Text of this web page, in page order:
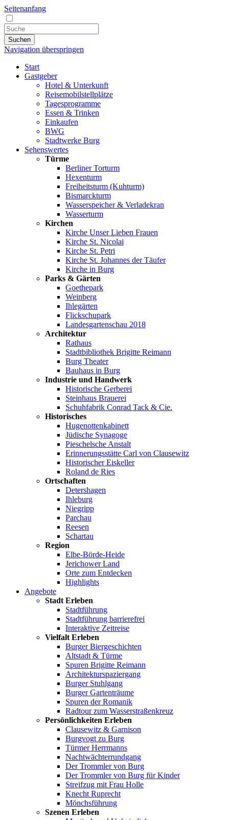
Seitenanfang
Suchen
Navigation überspringen
Start
Gastgeber
Hotel & Unterkunft
Reisemobilstellplätze
Tagesprogramme
Essen & Trinken
Einkaufen
BWG
Stadtwerke Burg
Sehenswertes
Türme
Berliner Torturm
Hexenturm
Freiheitsturm (Kuhturm)
Bismarckturm
Wasserspeicher & Verladekran
Wasserturm
Kirchen
Kirche Unser Lieben Frauen
Kirche St. Nicolai
Kirche St. Petri
Kirche St. Johannes der Täufer
Kirche in Burg
Parks & Gärten
Goethepark
Weinberg
Ihlegärten
Flickschupark
Landesgartenschau 2018
Architektur
Rathaus
Stadtbibliothek Brigitte Reimann
Burg Theater
Bauhaus in Burg
Industrie und Handwerk
Historische Gerberei
Steinhaus Brauerei
Schuhfabrik Conrad Tack & Cie.
Historisches
Hugenottenkabinett
Jüdische Synagoge
Pieschelsche Anstalt
Erinnerungsstätte Carl von Clausewitz
Historischer Eiskeller
Roland de Ries
Ortschaften
Detershagen
Ihleburg
Niegripp
Parchau
Reesen
Schartau
Region
Elbe-Börde-Heide
Jerichower Land
Orte zum Entdecken
Highlights
Angebote
Stadt Erleben
Stadtführung
Stadtführung barrierefrei
Interaktive Zeitreise
Vielfalt Erleben
Burger Biergeschichten
Altstadt & Türme
Spuren Brigitte Reimann
Architekturspaziergang
Burger Stuhlgang
Burger Gartenträume
Spuren der Romanik
Radtour zum Wasserstraßenkreuz
Persönlichkeiten Erleben
Clausewitz & Garnison
Burgvogt zu Burg
Türmer Herrmanns
Nachtwächterrundgang
Der Trommler von Burg
Der Trommler von Burg für Kinder
Streifzug mit Frau Holle
Knecht Ruprecht
Mönchsführung
Szenen Erleben